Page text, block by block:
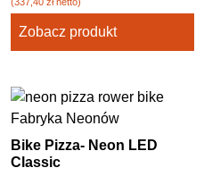
Zobacz produkt
Bike Pizza- Neon LED
Classic